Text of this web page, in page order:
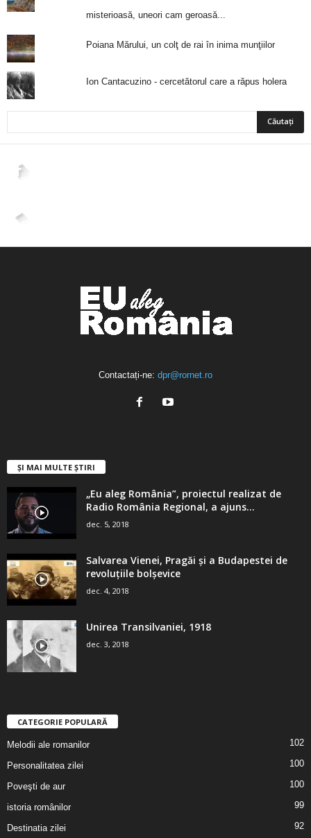
misterioasă, uneori cam geroasă...
Poiana Mărului, un colţ de rai în inima munţiilor
Ion Cantacuzino - cercetătorul care a răpus holera
2,265
4,400
Contactați-ne: dpr@rornet.ro
ȘI MAI MULTE ȘTIRI
„Eu aleg România”, proiectul realizat de
Radio România Regional, a ajuns...
dec. 5, 2018
Salvarea Vienei, Pragăi şi a Budapestei de
revoluţiile bolşevice
dec. 4, 2018
Unirea Transilvaniei, 1918
dec. 3, 2018
CATEGORIE POPULARĂ
Melodii ale romanilor 102
Personalitatea zilei 100
Poveşti de aur 100
istoria românilor 99
Destinatia zilei 92